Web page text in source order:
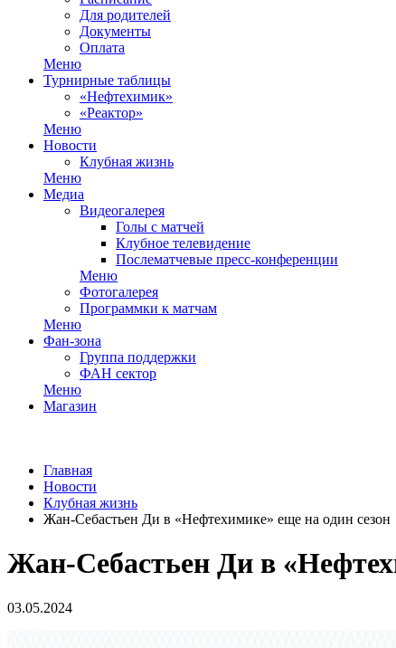
Для родителей
Документы
Оплата
Меню
Турнирные таблицы
«Нефтехимик»
«Реактор»
Меню
Новости
Клубная жизнь
Меню
Медиа
Видеогалерея
Голы с матчей
Клубное телевидение
Послематчевые пресс-конференции
Меню
Фотогалерея
Программки к матчам
Меню
Фан-зона
Группа поддержки
ФАН сектор
Меню
Магазин
Главная
Новости
Клубная жизнь
Жан-Себастьен Ди в «Нефтехимике» еще на один сезон
Жан-Себастьен Ди в
03.05.2024